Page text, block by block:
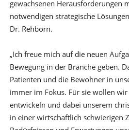
gewachsenen Herausforderungen
notwendigen strategische
Dr. Rehborn.
„Ich freue mich auf die neuen
Bewegung in der Branche geben.
Patienten und die Bewohner in
immer im Fokus. Für sie wollen
entwickeln und dabei unserem
in einer wirtschaftlich schwierigen